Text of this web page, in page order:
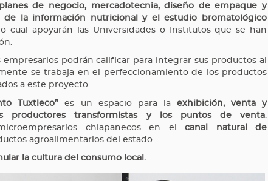
de negocio, mercadotecnia, diseño de empaque y
de la información nutricional y el estudio bromatológico
cual apoyarán las Universidades o Institutos que se han
empresarios podrán calificar para integrar sus productos al
se trabaja en el perfeccionamiento de los productos
a este proyecto.
Tuxtleco” es un espacio para la exhibición, venta y
productores transformistas y los puntos de venta
chiapanecos en elcanal natural de
agroalimentarios del estado.
la cultura del consumo local.